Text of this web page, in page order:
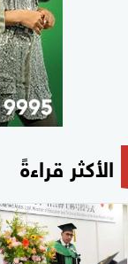
الأكثر قراءةً